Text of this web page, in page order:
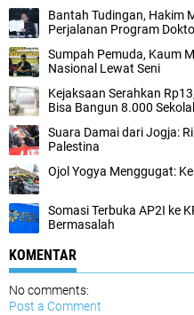
Bantah Tudingan, Hakim
Perjalanan Program
Sumpah Pemuda, Kaum
Nasional Lewat Seni
Kejaksaan Serahkan
Bisa Bangun 8.000
Suara Damai dari Jogja:
Palestina
Ojol Yogya Menggugat:
Somasi Terbuka AP2I ke
Bermasalah
KOMENTAR
No comments:
Post a Comment